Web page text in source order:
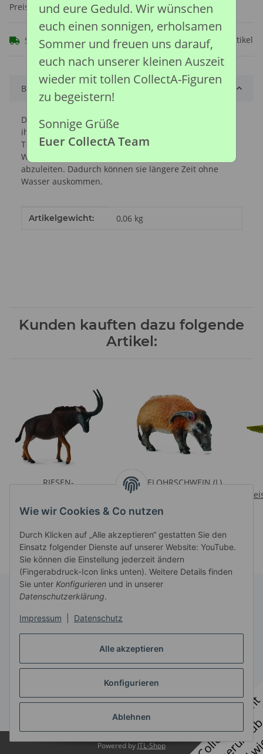
Alle akzeptieren
Konfigurieren
Ablehnen
Wie wir Cookies & Co nutzen
Durch Klicken auf „Alle akzeptieren“ gestatten Sie den
Einsatz folgender Dienste auf unserer Website: YouTube.
Sie können die Einstellung jederzeit ändern
(Fingerabdruck-Icon links unten). Weitere Details finden
Sie unter Konfigurieren und in unserer
Datenschutzerklärung.
Impressum Datenschutz
Preise nach Anmeldung sichtbar
Sofort verfügbar Frage zum Artikel
Beschreibung
Da der Stoffwechsel der Säbelantilope auch bei den in
ihrem Lebensraum vorherrschenden hohen
Temperaturen funktioniert, benötigen sie weniger
Wasser zur Verdunstung, um die Wärme vom Körper
abzuleiten. Dadurch können sie längere Zeit ohne
Wasser auskommen.
Produkteigenschaft
Wert
Artikelgewicht: 0,06 kg
Kunden kauften dazu folgende
Artikel:
RIESEN-
WEIBCHEN (L)
Preise nach Anmeldung
PINSELOHRSCHWEIN (L)
Preise nach Anmeldung
sichtbar
Informationen
Gesetzliche Informationen
Vertrag widerrufen
* Alle Preise zzgl. gesetzlicher USt., zzgl.Versand
Powered by JTL-Shop
und eure Geduld. Wir wünschen
euch einen sonnigen, erholsamen
Sommer und freuen uns darauf,
euch nach unserer kleinen Auszeit
wieder mit tollen CollectA-Figuren
zu begeistern!
Sonnige Grüße
Euer CollectA Team
C
o
l
l
e
c
t
A
a
c
t
S
o
m
m
r
u
r
l
a
u
b
w
i
s
i
n
d
b
a
l
d
w
i
e
d
e
r
f
ü
e
u
c
h
d
a